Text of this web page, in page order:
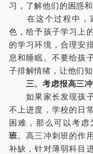
习，了解他们的困惑
在这个过程中，
色，给予孩子学习上
的学习环境，合理安
息和睡眠。不要给孩
子排解情绪，让他们
三、考虑报高三冲
如果家长发现孩子
不上进度，学校的日
困难，那么可以考
班。高三冲刺班的作
补缺，针对薄弱科目